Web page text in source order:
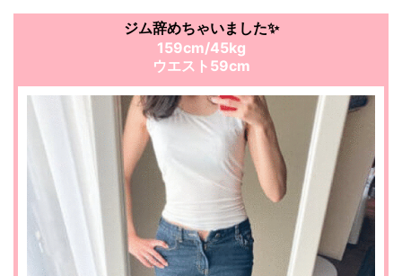
ジム辞めちゃいました✨
159cm/45kg
ウエスト59cm